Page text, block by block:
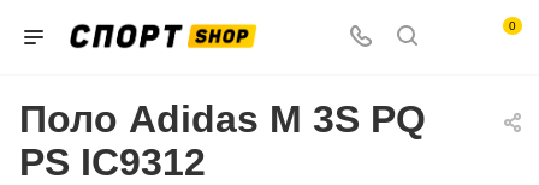
0
Поло Adidas M 3S PQ
PS IC9312